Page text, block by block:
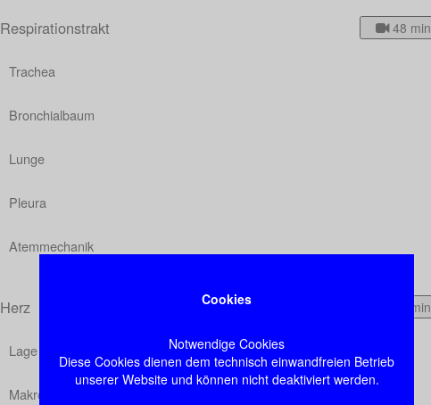
Cookies
Notwendige Cookies
Diese Cookies dienen dem technisch einwandfreien Betrieb
unserer Website und können nicht deaktiviert werden.
Respirationstrakt 48 min
Trachea
Bronchialbaum
Lunge
Pleura
Atemmechanik
Herz 47 min
Lage im Thorax
Makroskopischer Aufbau